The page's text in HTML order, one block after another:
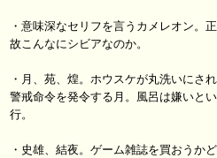
・意味深なセリフを言うカメレオン。
故こんなにシビアなのか。
・月、苑、煌。ホウスケが丸洗いにさ
警戒命令を発令する月。風呂は嫌いと
行。
・史雄、結夜。ゲーム雑誌を買おうか